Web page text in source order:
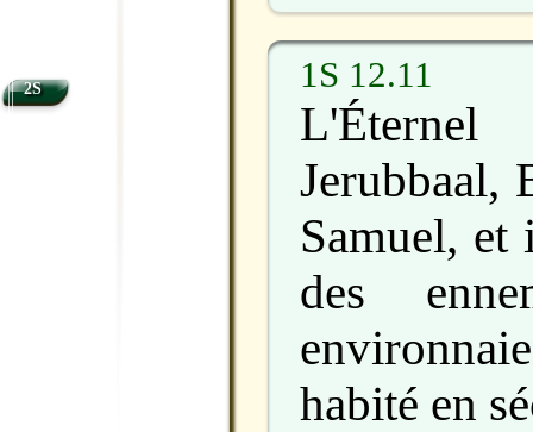
1S 12.11
Jerubbaal,
Samuel,
des
habité en
2S